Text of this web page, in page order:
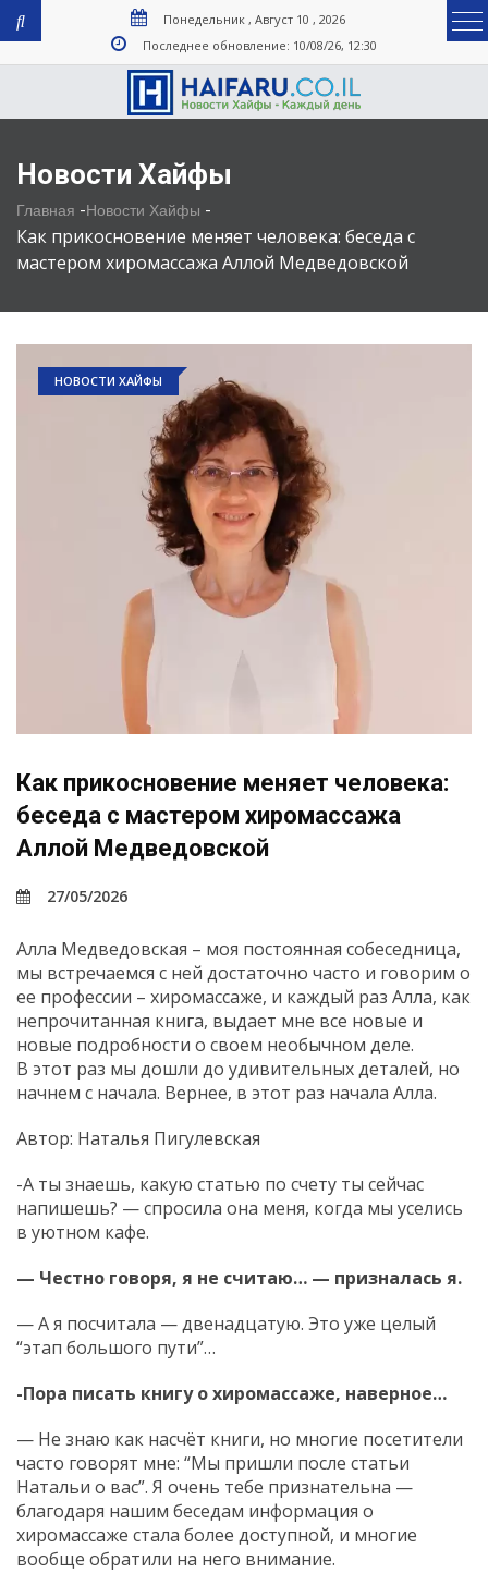
Понедельник , Август 10 , 2026
Последнее обновление: 10/08/26, 12:30
Новости Хайфы
Главная -Новости Хайфы -
Как прикосновение меняет человека: беседа с
мастером хиромассажа Аллой Медведовской
НОВОСТИ ХАЙФЫ
Как прикосновение меняет человека:
беседа с мастером хиромассажа
Аллой Медведовской
27/05/2026
Алла Медведовская – моя постоянная собеседница,
мы встречаемся с ней достаточно часто и говорим о
ее профессии – хиромассаже, и каждый раз Алла, как
непрочитанная книга, выдает мне все новые и
новые подробности о своем необычном деле.
В этот раз мы дошли до удивительных деталей, но
начнем с начала. Вернее, в этот раз начала Алла.
Автор: Наталья Пигулевская
-А ты знаешь, какую статью по счету ты сейчас
напишешь? — спросила она меня, когда мы уселись
в уютном кафе.
— Честно говоря, я не считаю… — призналась я.
— А я посчитала — двенадцатую. Это уже целый
“этап большого пути”…
-Пора писать книгу о хиромассаже, наверное…
— Не знаю как насчёт книги, но многие посетители
часто говорят мне: “Мы пришли после статьи
Натальи о вас”. Я очень тебе признательна —
благодаря нашим беседам информация о
хиромассаже стала более доступной, и многие
вообще обратили на него внимание.